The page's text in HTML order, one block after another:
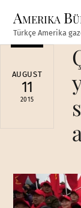
content
Amerika
Türkçe Amerika
AUGUST
11
2015